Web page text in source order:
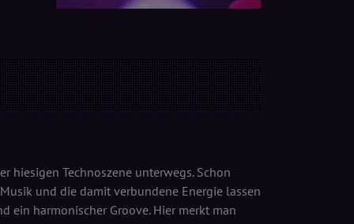
hiesigen Technoszene unterwegs. Schon
und die damit verbundene Energie lassen
ein harmonischer Groove. Hier merkt man